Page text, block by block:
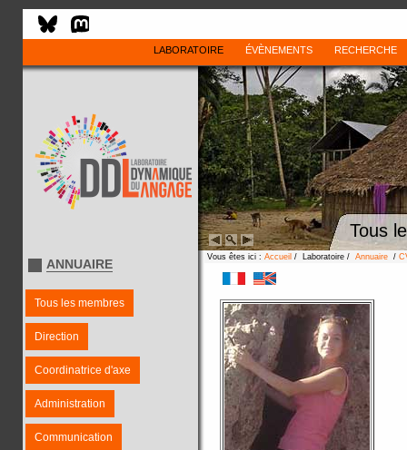
LABORATOIRE ÉVÈNEMENTS RECHERCHE
Tous
ANNUAIRE
Tous les membres
Direction
Coordinatrice d'axe
Administration
Communication
Vous êtes ici : Accueil / Laboratoire / Annuaire /